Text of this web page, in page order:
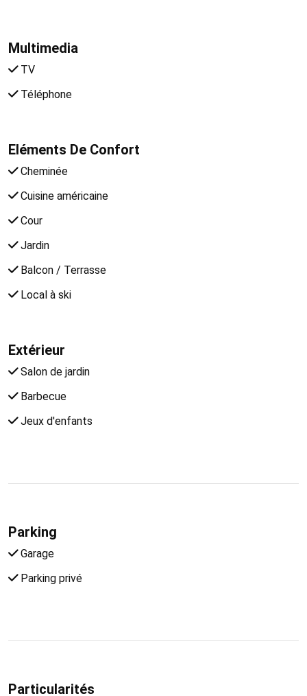
Multimedia
TV
Téléphone
Eléments De Confort
Cheminée
Cuisine américaine
Cour
Jardin
Balcon / Terrasse
Local à ski
Extérieur
Salon de jardin
Barbecue
Jeux d'enfants
Parking
Garage
Parking privé
Particularités